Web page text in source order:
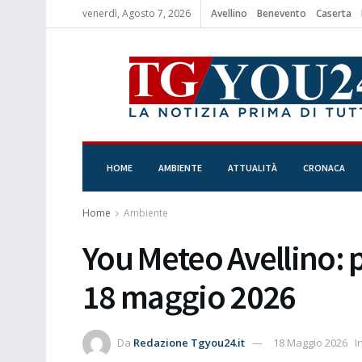
venerdì, Agosto 7, 2026 Avellino Benevento Caserta
HOME AMBIENTE ATTUALITÀ CRONACA
Home Ambiente
You Meteo
18 maggio 2026
Da Redazione Tgyou24.it 18 Maggio 2026